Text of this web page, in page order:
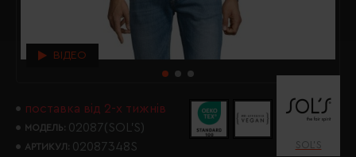
ВІДЕО
поставка від 2-х тижнів
МОДЕЛЬ: 02087(SOL’S)
АРТИКУЛ: 02087348S SOL’S